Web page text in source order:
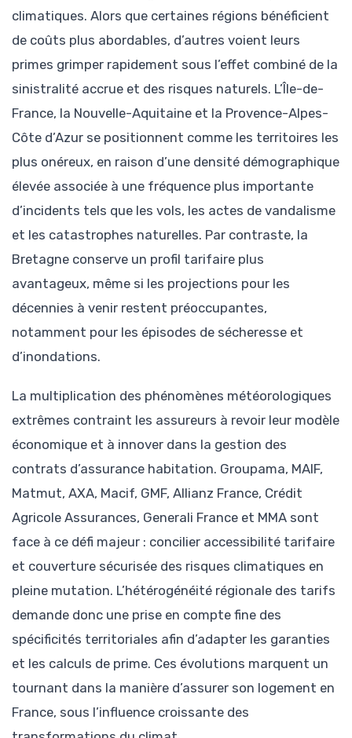
climatiques. Alors que certaines régions bénéficient
de coûts plus abordables, d’autres voient leurs
primes grimper rapidement sous l’effet combiné de la
sinistralité accrue et des risques naturels. L’Île-de-
France, la Nouvelle-Aquitaine et la Provence-Alpes-
Côte d’Azur se positionnent comme les territoires les
plus onéreux, en raison d’une densité démographique
élevée associée à une fréquence plus importante
d’incidents tels que les vols, les actes de vandalisme
et les catastrophes naturelles. Par contraste, la
Bretagne conserve un profil tarifaire plus
avantageux, même si les projections pour les
décennies à venir restent préoccupantes,
notamment pour les épisodes de sécheresse et
d’inondations.
La multiplication des phénomènes météorologiques
extrêmes contraint les assureurs à revoir leur modèle
économique et à innover dans la gestion des
contrats d’assurance habitation. Groupama, MAIF,
Matmut, AXA, Macif, GMF, Allianz France, Crédit
Agricole Assurances, Generali France et MMA sont
face à ce défi majeur : concilier accessibilité tarifaire
et couverture sécurisée des risques climatiques en
pleine mutation. L’hétérogénéité régionale des tarifs
demande donc une prise en compte fine des
spécificités territoriales afin d’adapter les garanties
et les calculs de prime. Ces évolutions marquent un
tournant dans la manière d’assurer son logement en
France, sous l’influence croissante des